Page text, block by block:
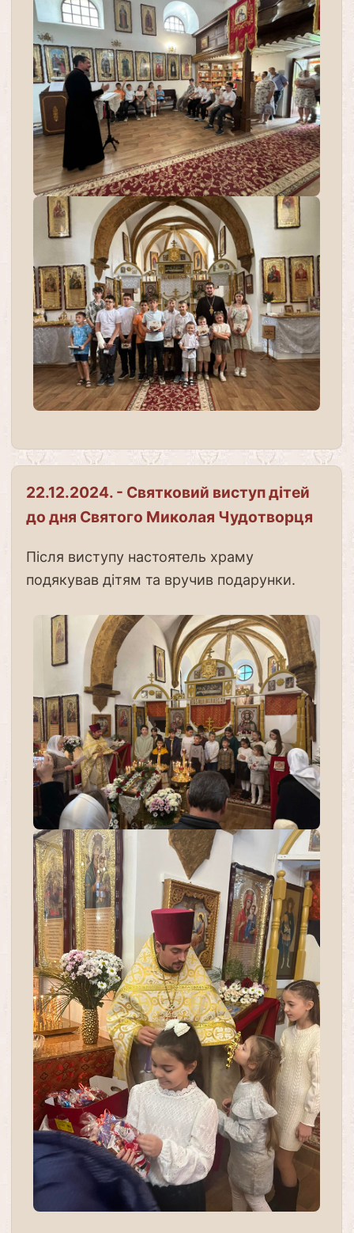
22.12.2024. - Святковий виступ дітей
до дня Святого Миколая Чудотворця
Після виступу настоятель храму
подякував дітям та вручив подарунки.